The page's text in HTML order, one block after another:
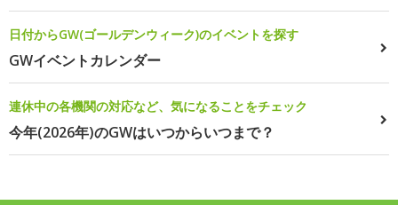
日付からGW(ゴールデンウィーク)のイベントを探す
GWイベントカレンダー
連休中の各機関の対応など、気になることをチェック
今年(2026年)のGWはいつからいつまで？